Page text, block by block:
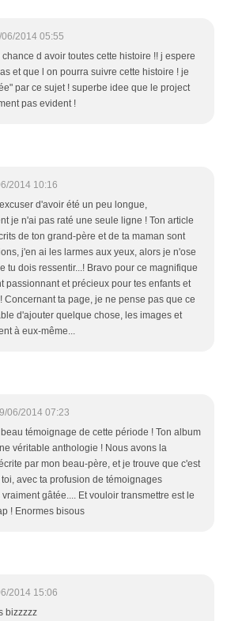
06/2014 05:55
d avoir toutes cette histoire !! j espere
et que l on pourra suivre cette histoire ! je
par ce sujet ! superbe idee que le project
pas evident !
2014 10:16
d'avoir été un peu longue,
je n'ai pas raté une seule ligne ! Ton article
de ton grand-père et de ta maman sont
j'en ai les larmes aux yeux, alors je n'ose
tu dois ressentir...! Bravo pour ce magnifique
passionnant et précieux pour tes enfants et
Concernant ta page, je ne pense pas que ce
d'ajouter quelque chose, les images et
à eux-même...
06/2014 07:23
témoignage de cette période ! Ton album
véritable anthologie ! Nous avons la
par mon beau-père, et je trouve que c'est
avec ta profusion de témoignages
gâtée.... Et vouloir transmettre est le
! Enormes bisous
2014 15:06
bizzzzz